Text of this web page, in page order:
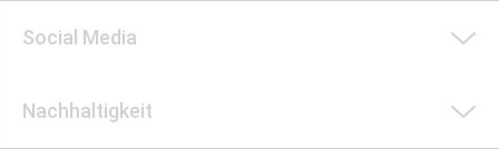
Social Media
Nachhaltigkeit